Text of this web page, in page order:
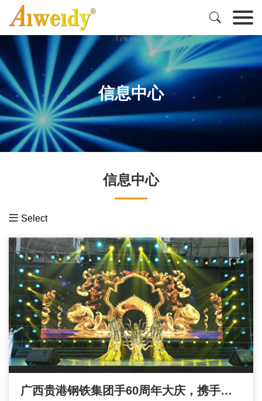

信息中心
信息中心
 Select
广西贵港钢铁集团手60周年大庆，携手中